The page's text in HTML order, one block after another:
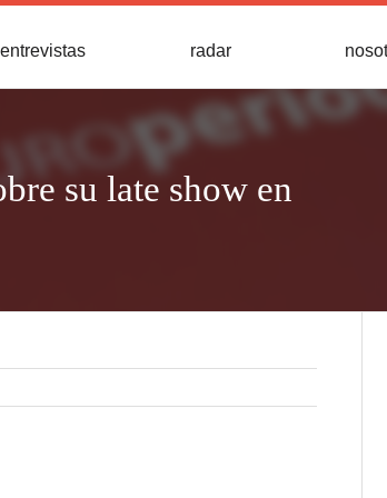
entrevistas radar
su late show en